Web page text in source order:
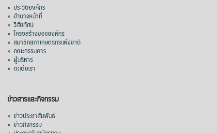
» ประวัติองค์กร
» อำนาจหน้าที่
» วิสัยทัศน์
» โครงสร้างขององค์กร
» สมาชิกสภาเกษตรกรแห่งชาติ
» คณะกรรมการ
» ผู้บริหาร
» ติดต่อเรา
ข่าวสารและกิจกรรม
» ข่าวประชาสัมพันธ์
» ข่าวกิจกรรม